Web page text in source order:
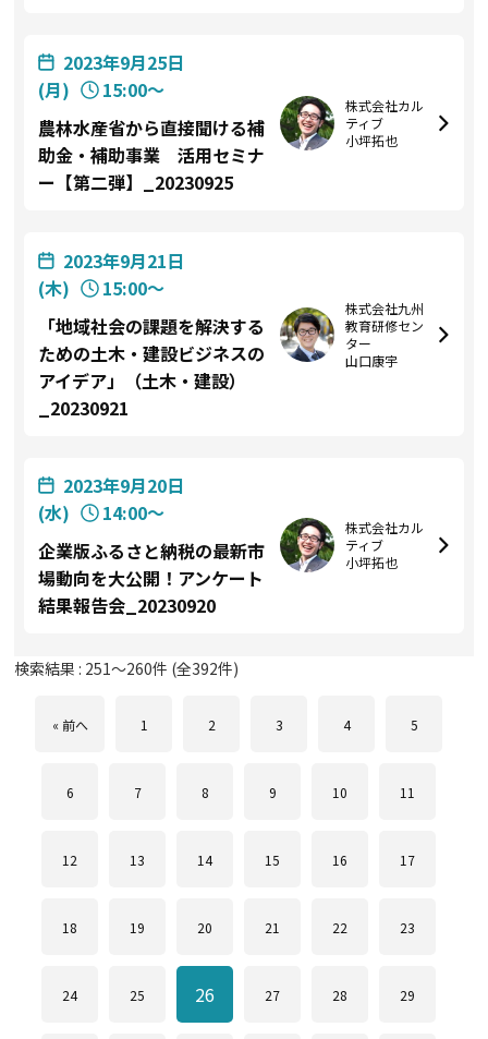
2023年9月25日
(月)
15:00〜
農林水産省から直接聞ける補
助金・補助事業 活用セミナ
ー【第二弾】_20230925
株式会社カル
ティブ
小坪拓也
2023年9月21日
(木)
15:00〜
「地域社会の課題を解決する
ための土木・建設ビジネスの
アイデア」（土木・建設）
_20230921
株式会社九州
教育研修セン
ター
山口康宇
2023年9月20日
(水)
14:00〜
企業版ふるさと納税の最新市
場動向を大公開！アンケート
結果報告会_20230920
株式会社カル
ティブ
小坪拓也
検索結果 : 251～260件 (全392件)
« 前へ 1 2 3 4 5
6 7 8 9 10 11
12 13 14 15 16 17
18 19 20 21 22 23
24 25 26 27 28 29